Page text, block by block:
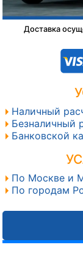
Доставка
Наличный
Безналичный
Банковской
По Москве и
По городам